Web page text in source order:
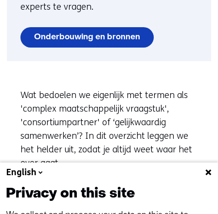
experts te vragen.
Onderbouwing en bronnen
Wat bedoelen we eigenlijk met termen als
'complex maatschappelijk vraagstuk',
'consortiumpartner' of ‘gelijkwaardig
samenwerken’? In dit overzicht leggen we
het helder uit, zodat je altijd weet waar het
over gaat.
Veelgebruikte termen
English
Privacy on this site